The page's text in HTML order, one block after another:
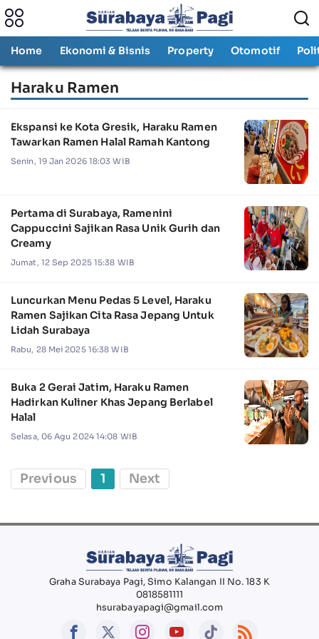
Home Ekonomi & Bisnis Property Otomotif
Haraku Ramen
Ekspansi ke Kota Gresik, Haraku Ramen
Tawarkan Ramen Halal Ramah Kantong
Senin, 19 Jan 2026 18:03 WIB
Pertama di Surabaya, Ramenini
Cappuccini Sajikan Rasa Unik Gurih dan
Creamy
Jumat, 12 Sep 2025 15:38 WIB
Luncurkan Menu Pedas 5 Level, Haraku
Ramen Sajikan Cita Rasa Jepang Untuk
Lidah Surabaya
Rabu, 28 Mei 2025 16:38 WIB
Buka 2 Gerai Jatim, Haraku Ramen
Hadirkan Kuliner Khas Jepang Berlabel
Halal
Selasa, 06 Agu 2024 14:08 WIB
Previous 1 Next
Graha Surabaya Pagi, Simo Kalangan II No. 183 K
0818581111
hsurabayapagi@gmail.com